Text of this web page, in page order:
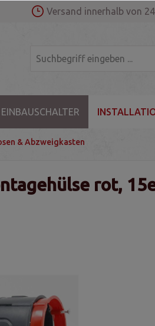
Versand innerhalb von
EINBAUSCHALTER
& Abzweigkasten
rot,